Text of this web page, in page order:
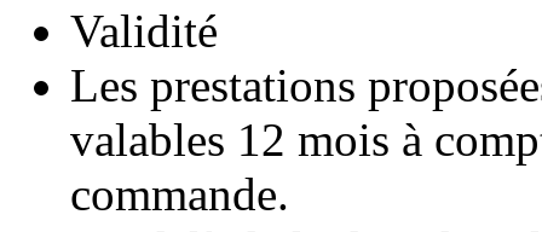
Validité
Les prestations
valables 12 mois à
commande.